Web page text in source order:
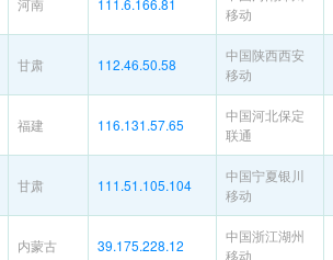
河南 111.6.166.81
移动
甘肃 112.46.50.58
中国陕西西安
移动
福建 116.131.57.65
中国河北保定
联通
甘肃 111.51.105.104
中国宁夏银川
移动
内蒙古 39.175.228.12
中国浙江湖州
移动